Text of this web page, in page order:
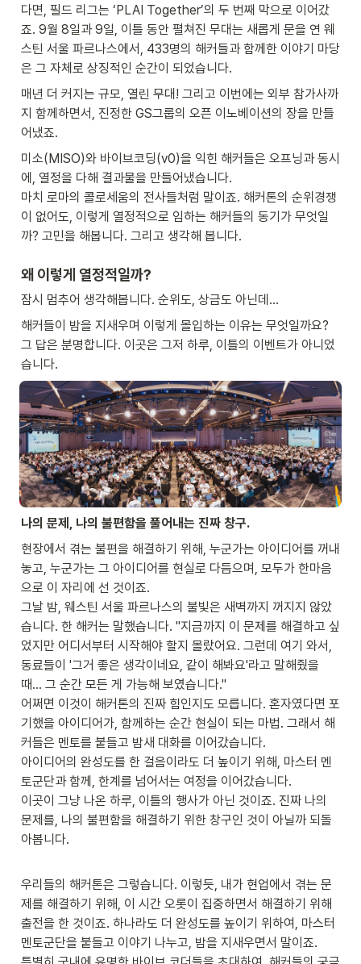
다면, 필드 리그는 ‘PLAI Together’의 두 번째 막으로 이어갔
죠. 9월 8일과 9일, 이틀 동안 펼쳐진 무대는 새롭게 문을 연 웨
스틴 서울 파르나스에서, 433명의 해커들과 함께한 이야기 마당
은 그 자체로 상징적인 순간이 되었습니다.
매년 더 커지는 규모, 열린 무대! 그리고 이번에는 외부 참가사까
지 함께하면서, 진정한 GS그룹의 오픈 이노베이션의 장을 만들
어냈죠.
미소(MISO)와 바이브코딩(v0)을 익힌 해커들은 오프닝과 동시
에, 열정을 다해 결과물을 만들어냈습니다.
마치 로마의 콜로세움의 전사들처럼 말이죠. 해커톤의 순위경쟁
이 없어도, 이렇게 열정적으로 임하는 해커들의 동기가 무엇일
까? 고민을 해봅니다. 그리고 생각해 봅니다.
왜 이렇게 열정적일까?
잠시 멈추어 생각해봅니다. 순위도, 상금도 아닌데…
해커들이 밤을 지새우며 이렇게 몰입하는 이유는 무엇일까요?
그 답은 분명합니다. 이곳은 그저 하루, 이틀의 이벤트가 아니었
습니다.
나의 문제, 나의 불편함을 풀어내는 진짜 창구.
현장에서 겪는 불편을 해결하기 위해, 누군가는 아이디어를 꺼내
놓고, 누군가는 그 아이디어를 현실로 다듬으며, 모두가 한마음
으로 이 자리에 선 것이죠.
그날 밤, 웨스틴 서울 파르나스의 불빛은 새벽까지 꺼지지 않았
습니다. 한 해커는 말했습니다. "지금까지 이 문제를 해결하고 싶
었지만 어디서부터 시작해야 할지 몰랐어요. 그런데 여기 와서,
동료들이 '그거 좋은 생각이네요, 같이 해봐요'라고 말해줬을
때... 그 순간 모든 게 가능해 보였습니다."
어쩌면 이것이 해커톤의 진짜 힘인지도 모릅니다. 혼자였다면 포
기했을 아이디어가, 함께하는 순간 현실이 되는 마법. 그래서 해
커들은 멘토를 붙들고 밤새 대화를 이어갔습니다.
아이디어의 완성도를 한 걸음이라도 더 높이기 위해, 마스터 멘
토군단과 함께, 한계를 넘어서는 여정을 이어갔습니다.
이곳이 그냥 나온 하루, 이틀의 행사가 아닌 것이죠. 진짜 나의
문제를, 나의 불편함을 해결하기 위한 창구인 것이 아닐까 되돌
아봅니다.
우리들의 해커톤은 그렇습니다. 이렇듯, 내가 현업에서 겪는 문
제를 해결하기 위해, 이 시간 오롯이 집중하면서 해결하기 위해
출전을 한 것이죠. 하나라도 더 완성도를 높이기 위하여, 마스터
멘토군단을 붙들고 이야기 나누고, 밤을 지새우면서 말이죠.